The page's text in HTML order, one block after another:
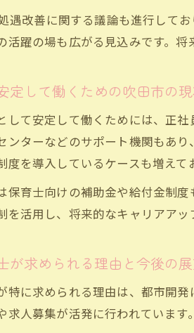
遇改善に関する議論も進行して
活躍の場も広がる見込みです。
定して働くための吹田市の
して安定して働くためには、正
ンターなどのサポート機関もあ
度を導入しているケースも増え
保育士向けの補助金や給付金制
を活用し、将来的なキャリアア
が求められる理由と今後の
特に求められる理由は、都市開
求人募集が活発に行われていま